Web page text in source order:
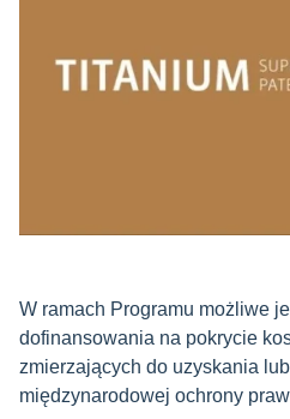
W ramach Programu możliwe
dofinansowania na pokrycie
zmierzających do uzyskania
międzynarodowej ochrony